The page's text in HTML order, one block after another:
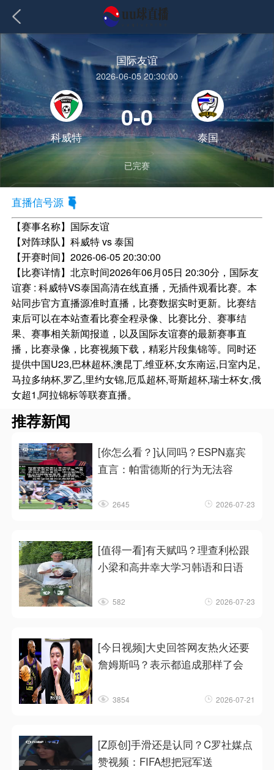
国际友谊
2026-06-05 20:30:00
科威特
0-0
泰国
已完赛
直播信号源
【赛事名称】 国际友谊
【对阵球队】科威特 vs 泰国
【开赛时间】2026-06-05 20:30:00
【比赛详情】北京时间2026年06月05日 20:30分，国际友
谊赛 : 科威特VS泰国高清在线直播，无插件观看比赛。本
站同步官方直播源准时直播，比赛数据实时更新。比赛结
束后可以在本站查看比赛全程录像、比赛比分、赛事结
果、赛事相关新闻报道，以及国际友谊赛的最新赛事直
播，比赛录像，比赛视频下载，精彩片段集锦等。同时还
提供中国U23,巴林超杯,澳昆丁,维亚杯,女东南运,日室内足,
马拉多纳杯,罗乙,里约女锦,厄瓜超杯,哥斯超杯,瑞士杯女,俄
女超1,阿拉锦标等联赛直播。
推荐新闻
[你怎么看？]认同吗？ESPN嘉宾
直言：帕雷德斯的行为无法容
2645 2026-07-23
[值得一看]有天赋吗？理查利松跟
小梁和高井幸大学习韩语和日语
582 2026-07-23
[今日视频]大史回答网友热火还要
詹姆斯吗？表示都追成那样了会
3854 2026-07-21
[Z原创]手滑还是认同？C罗社媒点
赞视频：FIFA想把冠军送